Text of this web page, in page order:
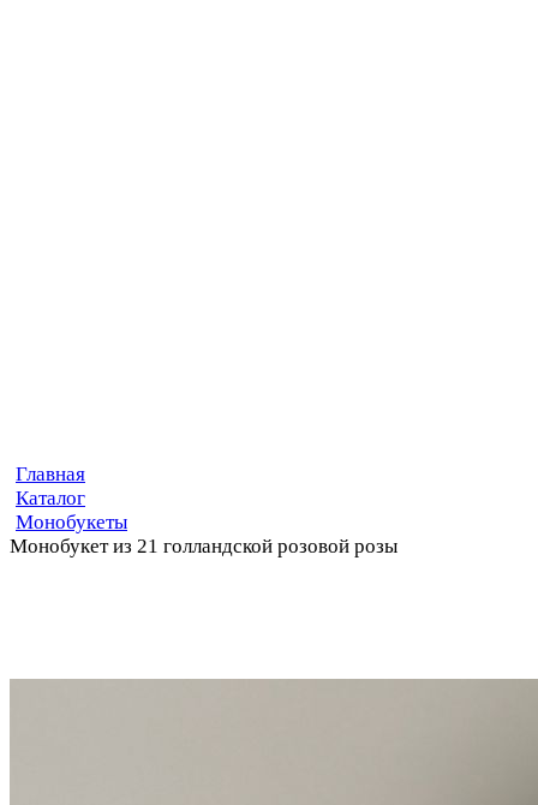
Главная
Каталог
Монобукеты
Монобукет из 21 голландской розовой розы